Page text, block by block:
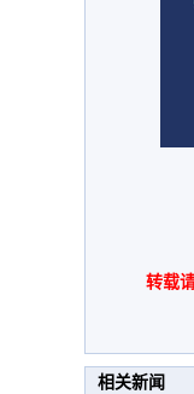
转载
相关新闻